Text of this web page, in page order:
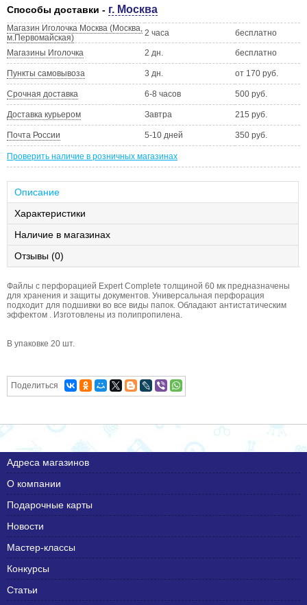
Способы доставки - г. Москва
Магазин Иголочка Москва (Москва,
м.Первомайская)
2 часа бесплатно
Магазины Иголочка 2 дн. бесплатно
Пункты самовывоза 3 дн. от 170 руб.
Срочная доставка 6-8 часов 500 руб.
Доставка курьером Завтра 215 руб.
Почта России 5-10 дней 350 руб.
Проверить наличие в розничных магазинах
Описание
Характеристики
Наличие в магазинах
Отзывы (0)
Файлы с перфорацией Expert Complete толщиной 60 мк предназначены
для хранения и защиты документов. Универсальная перфорация
подходит для подшивки во все виды папок. Обладают антистатическим
эффектом . Изготовлены из полипропилена.
В упаковке 20 шт.
Поделиться
Адреса магазинов
О компании
Подарочные карты
Новости
Мастер-классы
Конкурсы
Статьи